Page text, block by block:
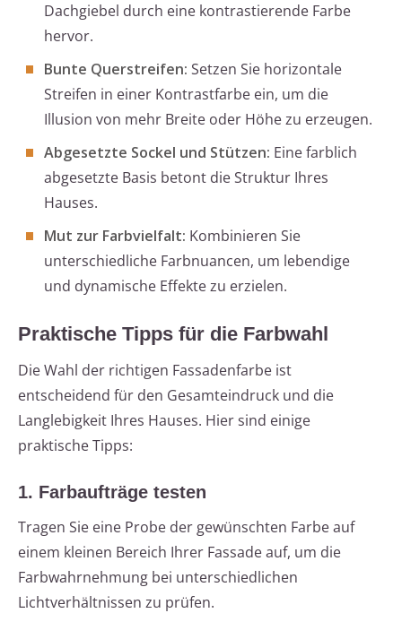
Dachgiebel durch eine kontrastierende Farbe
hervor.
Bunte Querstreifen: Setzen Sie horizontale
Streifen in einer Kontrastfarbe ein, um die
Illusion von mehr Breite oder Höhe zu erzeugen.
Abgesetzte Sockel und Stützen: Eine farblich
abgesetzte Basis betont die Struktur Ihres
Hauses.
Mut zur Farbvielfalt: Kombinieren Sie
unterschiedliche Farbnuancen, um lebendige
und dynamische Effekte zu erzielen.
Praktische Tipps für die Farbwahl
Die Wahl der richtigen Fassadenfarbe ist
entscheidend für den Gesamteindruck und die
Langlebigkeit Ihres Hauses. Hier sind einige
praktische Tipps:
1. Farbaufträge testen
Tragen Sie eine Probe der gewünschten Farbe auf
einem kleinen Bereich Ihrer Fassade auf, um die
Farbwahrnehmung bei unterschiedlichen
Lichtverhältnissen zu prüfen.